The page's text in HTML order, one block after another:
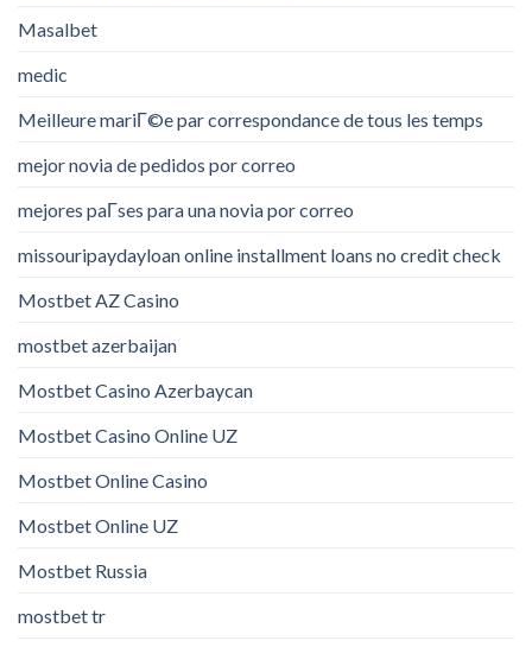
Masalbet
medic
Meilleure mariГ©e par correspondance de tous les temps
mejor novia de pedidos por correo
mejores paГ­ses para una novia por correo
missouripaydayloan online installment loans no credit check
Mostbet AZ Casino
mostbet azerbaijan
Mostbet Casino Azerbaycan
Mostbet Casino Online UZ
Mostbet Online Casino
Mostbet Online UZ
Mostbet Russia
mostbet tr